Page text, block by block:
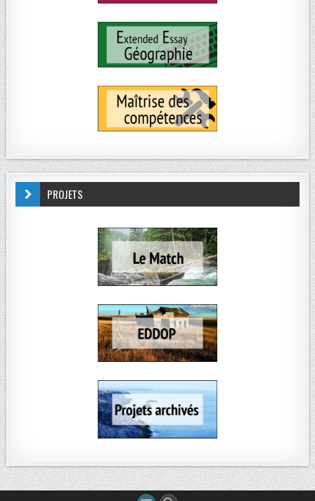
PROJETS